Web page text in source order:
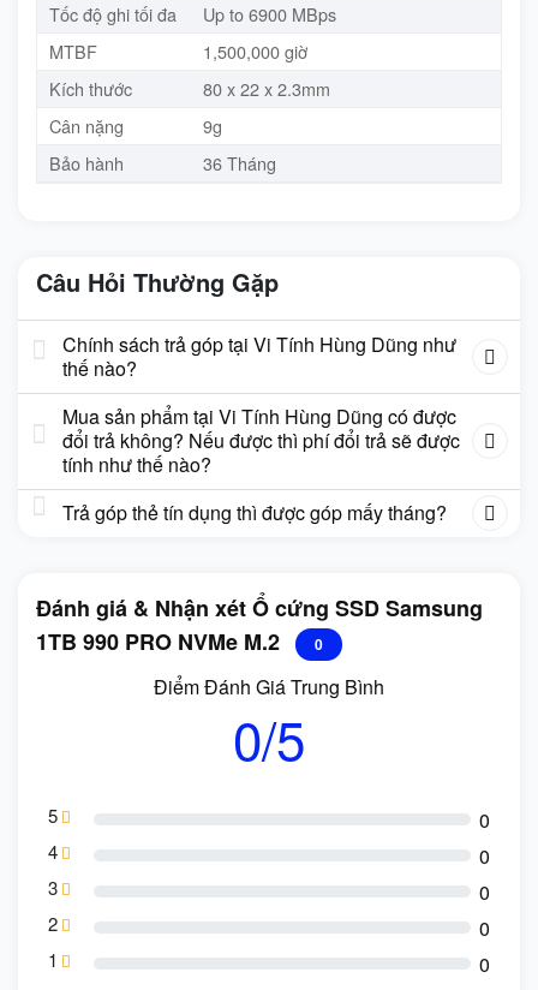
Tốc độ ghi tối đa
Up to 6900 MBps
MTBF
1,500,000 giờ
Kích thước
80 x 22 x 2.3mm
Cân nặng
9g
Bảo hành
36 Tháng
Câu Hỏi Thường Gặp
Chính sách trả góp tại Vi Tính Hùng Dũng như
thế nào?
Mua sản phẩm tại Vi Tính Hùng Dũng có được
đổi trả không? Nếu được thì phí đổi trả sẽ được
tính như thế nào?
Trả góp thẻ tín dụng thì được góp mấy tháng?
Đánh giá & Nhận xét Ổ cứng SSD Samsung
1TB 990 PRO NVMe M.2
0
Điểm Đánh Giá Trung Bình
0/5
5 0
4 0
3 0
2 0
1 0